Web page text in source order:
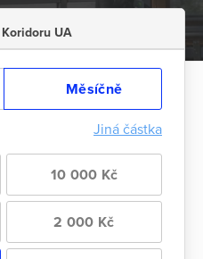
UA
Měsíčně
Jiná částka
10 000 Kč
2 000 Kč